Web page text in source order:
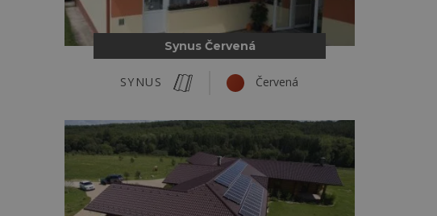
Synus Čer­vená
SYNUS Červená